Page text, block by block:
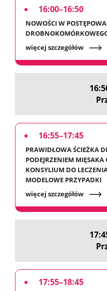
16:00–16:50
NOWOŚCI W
więcej szczegółów
16:55–17:45
PRAWIDŁOWA ŚCIEŻKA
PODEJRZENIEM MIĘSAKA
KONSYLIUM DO
MODELOWE PRZYPADKI
więcej szczegółów
17:55–18:45